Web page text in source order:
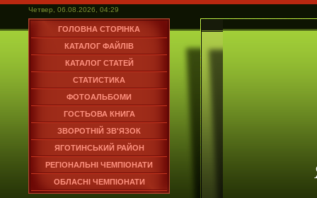
Четвер, 06.08.2026, 04:29
ГОЛОВНА СТОРІНКА
КАТАЛОГ ФАЙЛІВ
КАТАЛОГ СТАТЕЙ
СТАТИСТИКА
ФОТОАЛЬБОМИ
ГОСТЬОВА КНИГА
ЗВОРОТНІЙ ЗВ'ЯЗОК
ЯГОТИНСЬКИЙ РАЙОН
РЕГІОНАЛЬНІ ЧЕМПІОНАТИ
ОБЛАСНІ ЧЕМПІОНАТИ